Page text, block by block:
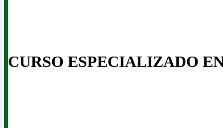
CURSO ESPECIALIZADO